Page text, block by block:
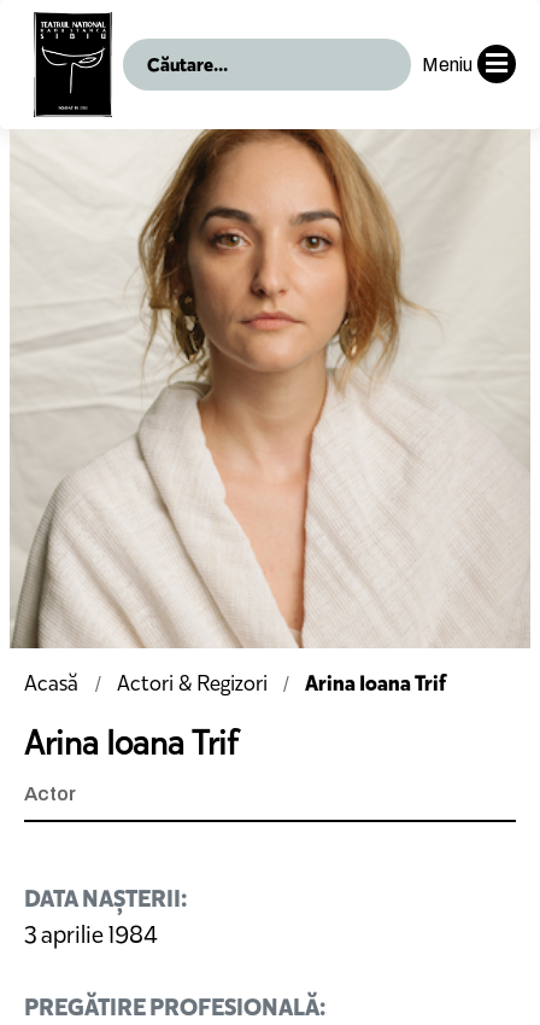
Meniu
Acasă Actori & Regizori Arina Ioana Trif
Arina Ioana Trif
Actor
DATA NAȘTERII:
3 aprilie 1984
PREGĂTIRE PROFESIONALĂ: